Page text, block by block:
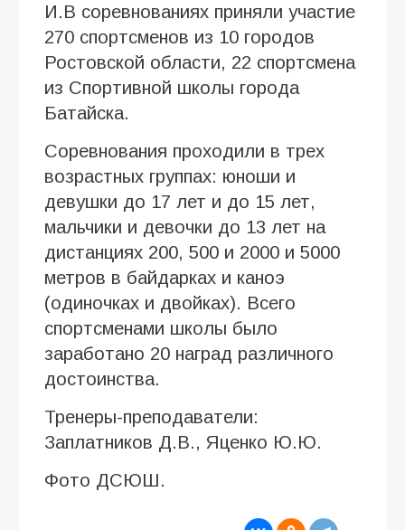
И.В соревнованиях приняли участие
270 спортсменов из 10 городов
Ростовской области, 22 спортсмена
из Спортивной школы города
Батайска.
Соревнования проходили в трех
возрастных группах: юноши и
девушки до 17 лет и до 15 лет,
мальчики и девочки до 13 лет на
дистанциях 200, 500 и 2000 и 5000
метров в байдарках и каноэ
(одиночках и двойках). Всего
спортсменами школы было
заработано 20 наград различного
достоинства.
Тренеры-преподаватели:
Заплатников Д.В., Яценко Ю.Ю.
Фото ДСЮШ.